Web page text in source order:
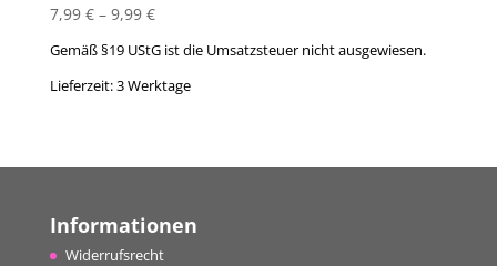
7,99 €– 9,99 €
Gemäß §19 UStG ist die Umsatzsteuer nicht ausgewiesen.
Lieferzeit:3 Werktage
Informationen
Widerrufsrecht